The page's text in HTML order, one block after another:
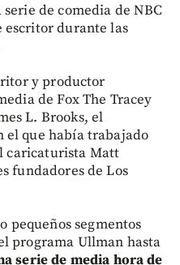
de comedia de NBC
escritor durante las
y productor
de Fox The Tracey
L. Brooks, el
el que había trabajado
caricaturista Matt
fundadores de Los
pequeños segmentos
programa Ullman hasta
serie de media hora de